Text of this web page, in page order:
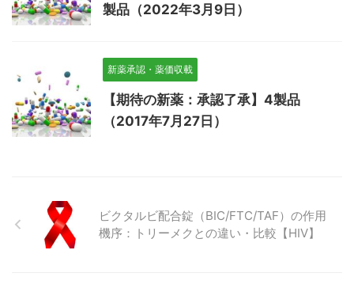
製品（2022年3月9日）
新薬承認・薬価収載
【期待の新薬：承認了承】4製品
（2017年7月27日）
ビクタルビ配合錠（BIC/FTC/TAF）の作用
機序：トリーメクとの違い・比較【HIV】